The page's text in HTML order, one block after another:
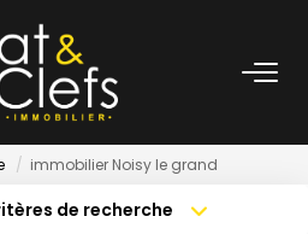
LOCATION
Loués
immobilier Noisy le grand
de recherche